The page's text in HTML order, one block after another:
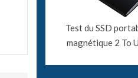
Test du SSD
magnétique 2 To